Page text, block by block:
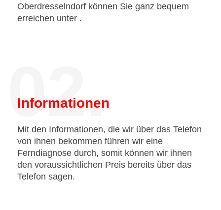
Oberdresselndorf können Sie ganz bequem
erreichen unter .
02.
Informationen
Mit den Informationen, die wir über das Telefon
von ihnen bekommen führen wir eine
Ferndiagnose durch, somit können wir ihnen
den voraussichtlichen Preis bereits über das
Telefon sagen.